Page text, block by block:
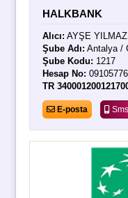
HALKBANK
Alıcı: AYŞE YILMAZ
Şube Adı: Antalya /
Şube Kodu: 1217
Hesap No: 09105776
TR
E-posta Sms